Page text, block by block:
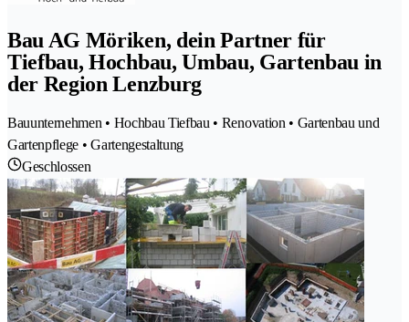
Bau AG Möriken, dein Partner für
Tiefbau, Hochbau, Umbau, Gartenbau in
der Region Lenzburg
Bauunternehmen • Hochbau Tiefbau • Renovation • Gartenbau und
Gartenpflege • Gartengestaltung
Geschlossen